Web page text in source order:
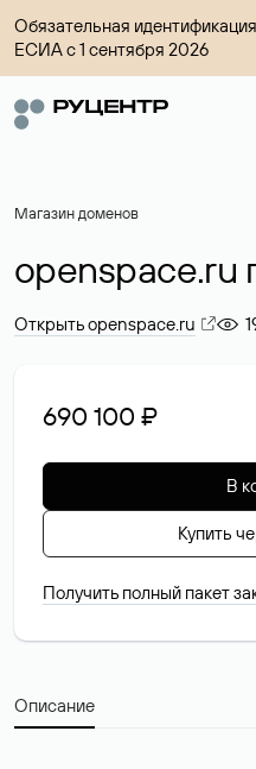
Обязательная
ЕСИА с 1 сентября 2026
Магазин доменов
openspace.ru
Открыть openspace.ru
690 100 ₽
В
Купить
Получить полный пакет
Описание